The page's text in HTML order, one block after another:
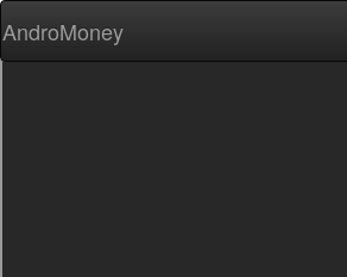
AndroMoney